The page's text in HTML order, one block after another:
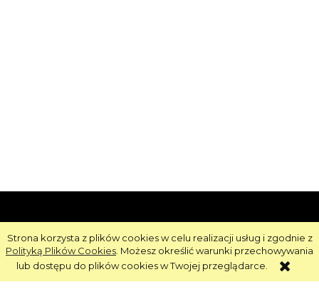
Strona korzysta z plików cookies w celu realizacji usług i zgodnie z
Polityką Plików Cookies . Możesz określić warunki przechowywania
lub dostępu do plików cookies w Twojej przeglądarce.
Obsługa
Strefa Klienta